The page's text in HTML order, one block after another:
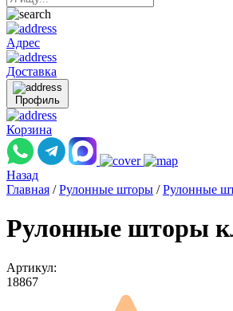
Адрес
Доставка
Профиль
Корзина
Назад
Главная / Рулонные шторы / Рулонные
Рулонные шторы
Артикул:
18867